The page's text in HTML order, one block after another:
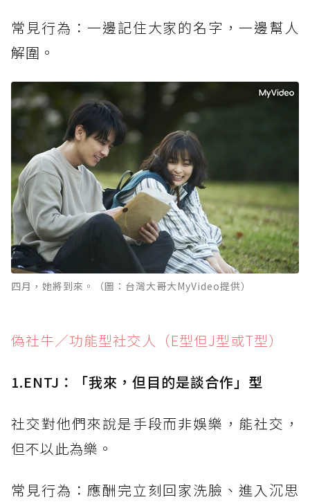
常見行為：一邊記住大家的名字，一邊幫人
解圍。
四月，她將到來。（圖：台灣大哥大MyVideo提供）
偽社牛／功能型社交人（E型但J型或T型）
1.ENTJ：「我來，但目的是談合作」型
社交對他們來說是手段而非娛樂，能社交，
但不以此為樂。
常見行為：應酬完立刻回家洗臉、進入沉思